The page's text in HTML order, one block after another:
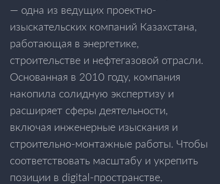
— одна из ведущих проектно-
изыскательских компаний Казахстана,
работающая в энергетике,
строительстве и нефтегазовой отрасли.
Основанная в 2010 году, компания
накопила солидную экспертизу и
расширяет сферы деятельности,
включая инженерные изыскания и
строительно-монтажные работы. Чтобы
соответствовать масштабу и укрепить
позиции в digital-пространстве,